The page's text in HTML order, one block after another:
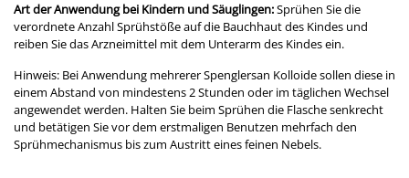
Art der Anwendung bei Kindern und Säuglingen:Sprühen Sie die
verordnete Anzahl Sprühstöße auf die Bauchhaut des Kindes und
reiben Sie das Arzneimittel mit dem Unterarm des Kindes ein.
Hinweis: Bei Anwendung mehrerer Spenglersan Kolloide sollen diese in
einem Abstand von mindestens 2 Stunden oder im täglichen Wechsel
angewendet werden. Halten Sie beim Sprühen die Flasche senkrecht
und betätigen Sie vor dem erstmaligen Benutzen mehrfach den
Sprühmechanismus bis zum Austritt eines feinen Nebels.